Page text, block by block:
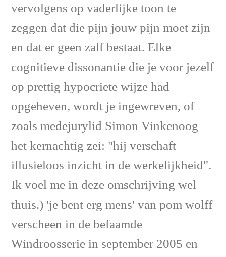
vervolgens op vaderlijke toon te
zeggen dat die pijn jouw pijn moet zijn
en dat er geen zalf bestaat. Elke
cognitieve dissonantie die je voor jezelf
op prettig hypocriete wijze had
opgeheven, wordt je ingewreven, of
zoals medejurylid Simon Vinkenoog
het kernachtig zei: "hij verschaft
illusieloos inzicht in de werkelijkheid".
Ik voel me in deze omschrijving wel
thuis.) 'je bent erg mens' van pom wolff
verscheen in de befaamde
Windroosserie in september 2005 en